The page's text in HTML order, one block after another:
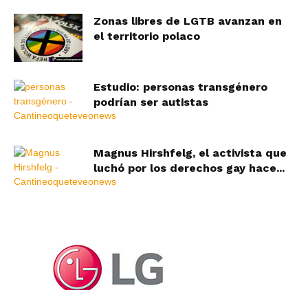
Zonas libres de LGTB avanzan en
el territorio polaco
Estudio: personas transgénero
podrían ser autistas
Magnus Hirshfelg, el activista que
luchó por los derechos gay hace...